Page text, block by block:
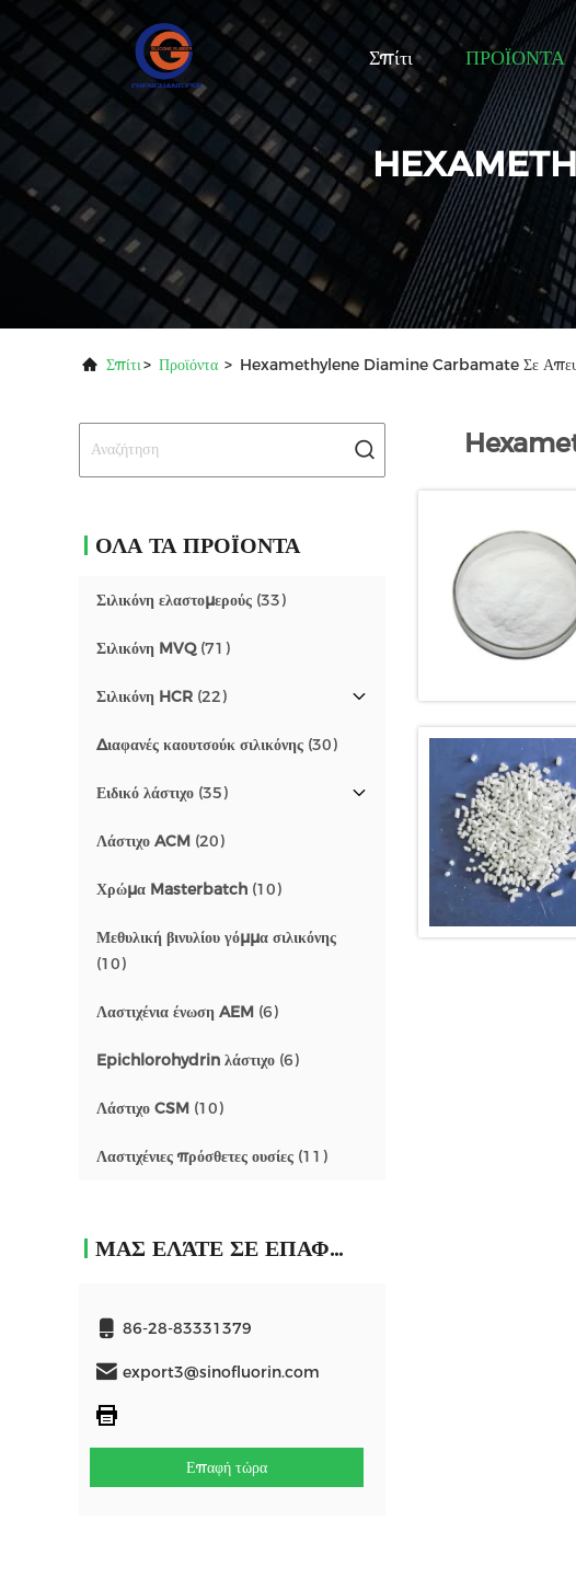
Σπίτι ΠΡΟΪΟΝΤΑ
Σπίτι> Προϊόντα > Hexamethylene Diamine Carbamate Σε
ΟΛΑ ΤΑ ΠΡΟΪΟΝΤΑ
Σιλικόνη ελαστομερούς (33)
Σιλικόνη MVQ(71)
Σιλικόνη HCR (22)
Διαφανές καουτσούκ σιλικόνης (30)
Ειδικό λάστιχο (35)
Λάστιχο ACM (20)
Χρώμα Masterbatch (10)
Μεθυλική βινυλίου γόμμα σιλικόνης
(10)
Λαστιχένια ένωση AEM (6)
Epichlorohydrin λάστιχο (6)
Λάστιχο CSM (10)
Λαστιχένιες πρόσθετες ουσίες (11)
ΜΑΣ ΕΛΆΤΕ ΣΕ ΕΠΑΦΉ ΜΕ
86-28-83331379
export3@sinofluorin.com
Επαφή τώρα